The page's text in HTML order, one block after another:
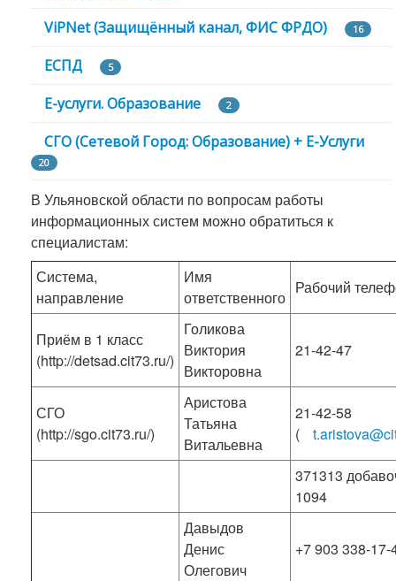
ViPNet (Защищённый канал, ФИС ФРДО) 16
ЕСПД 5
Е-услуги. Образование 2
СГО (Сетевой Город: Образование) + E-Услуги
20
В Ульяновской области по вопросам работы
информационных систем можно обратиться к
специалистам:
Система,
направление
Имя
ответственного
Рабочий
Приём в 1 класс
(http://detsad.cit73.ru/)
Голикова
Виктория
Викторовна
21-42-47
СГО
(http://sgo.cit73.ru/)
Аристова
Татьяна
Витальевна
21-42-58
(
371313
1094
Давыдов
Денис
Олегович
+7 903 338-17-